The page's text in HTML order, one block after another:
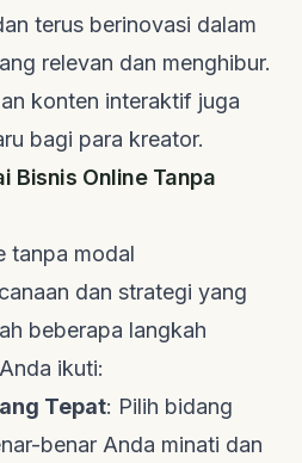
terus berinovasi dalam
relevan dan menghibur.
konten interaktif juga
bagi para kreator.
Bisnis Online Tanpa
tanpa modal
dan strategi yang
beberapa langkah
ikuti:
Tepat: Pilih bidang
benar Anda minati dan